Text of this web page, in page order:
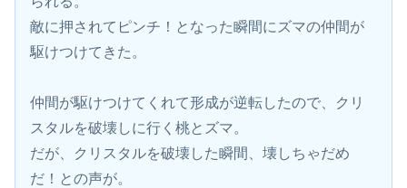
敵に押されてピンチ！となった瞬間にズマの仲間が
駆けつけてきた。
仲間が駆けつけてくれて形成が逆転したので、クリ
スタルを破壊しに行く桃とズマ。
だが、クリスタルを破壊した瞬間、壊しちゃだめ
だ！との声が。